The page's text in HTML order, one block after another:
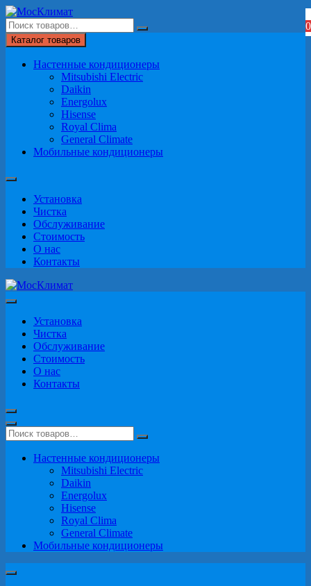
Перейти
к
содержимому
Каталог товаров
Настенные кондиционеры
Mitsubishi Electric
Daikin
Energolux
Hisense
Royal Clima
General Climate
Мобильные кондиционеры
Установка
Чистка
Обслуживание
Стоимость
О нас
Контакты
Установка
Чистка
Обслуживание
Стоимость
О нас
Контакты
Настенные кондиционеры
Mitsubishi Electric
Daikin
Energolux
Hisense
Royal Clima
General Climate
Мобильные кондиционеры
0